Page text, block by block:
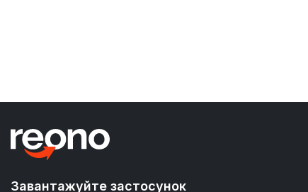
Завантажуйте застосунок